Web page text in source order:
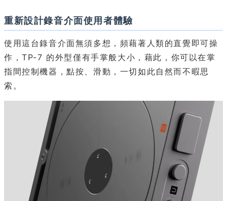
重新設計錄音介面使用者體驗
使用這台錄音介面無須多想，頻藉著人類的直覺即可操
作，TP-7 的外型僅有手掌般大小，藉此，你可以在掌
指間控制機器，點按、滑動，一切如此自然而不暇思
索。